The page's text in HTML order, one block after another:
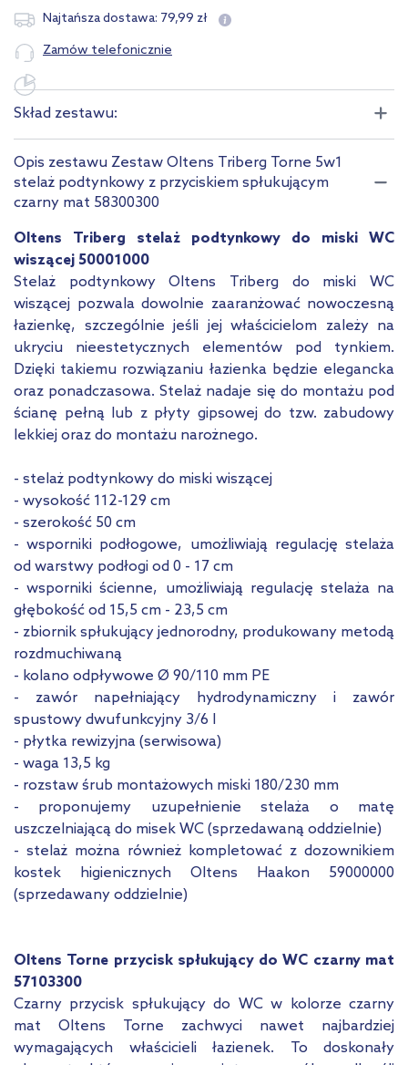
Najtańsza dostawa: 79,99 zł
Zamów telefonicznie
Skład zestawu:
Opis zestawu Zestaw Oltens Triberg Torne 5w1
stelaż podtynkowy z przyciskiem spłukującym
czarny mat 58300300
Oltens Triberg stelaż podtynkowy do miski WC
wiszącej 50001000
Stelaż podtynkowy Oltens Triberg do miski WC
wiszącej pozwala dowolnie zaaranżować nowoczesną
łazienkę, szczególnie jeśli jej właścicielom zależy na
ukryciu nieestetycznych elementów pod tynkiem.
Dzięki takiemu rozwiązaniu łazienka będzie elegancka
oraz ponadczasowa. Stelaż nadaje się do montażu pod
ścianę pełną lub z płyty gipsowej do tzw. zabudowy
lekkiej oraz do montażu narożnego.
- stelaż podtynkowy do miski wiszącej
- wysokość 112-129 cm
- szerokość 50 cm
- wsporniki podłogowe, umożliwiają regulację stelaża
od warstwy podłogi od 0 - 17 cm
- wsporniki ścienne, umożliwiają regulację stelaża na
głębokość od 15,5 cm - 23,5 cm
- zbiornik spłukujący jednorodny, produkowany metodą
rozdmuchiwaną
- kolano odpływowe Ø 90/110 mm PE
- zawór napełniający hydrodynamiczny i zawór
spustowy dwufunkcyjny 3/6 l
- płytka rewizyjna (serwisowa)
- waga 13,5 kg
- rozstaw śrub montażowych miski 180/230 mm
- proponujemy uzupełnienie stelaża o matę
uszczelniającą do misek WC (sprzedawaną oddzielnie)
- stelaż można również kompletować z dozownikiem
kostek higienicznych Oltens Haakon 59000000
(sprzedawany oddzielnie)
Oltens Torne przycisk spłukujący do WC czarny mat
57103300
Czarny przycisk spłukujący do WC w kolorze czarny
mat Oltens Torne zachwyci nawet najbardziej
wymagających właścicieli łazienek. To doskonały